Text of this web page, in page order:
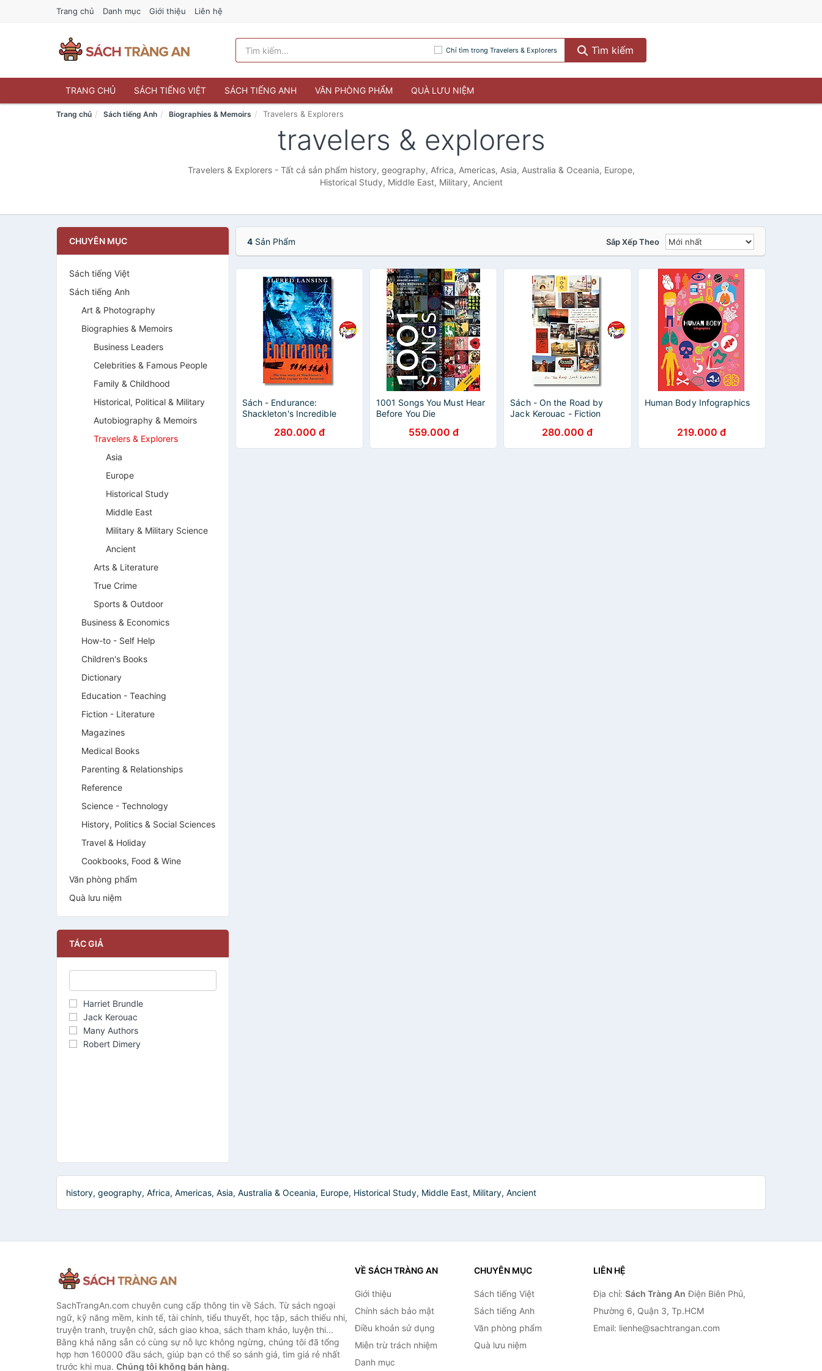
Trang chủ Danh mục Giới thiệu Liên hệ
Chỉ tìm trong Travelers & Explorers Tìm kiếm
TRANG CHỦ SÁCH TIẾNG VIỆT SÁCH TIẾNG ANH VĂN PHÒNG PHẨM QUÀ LƯU NIỆM
Trang chủ Sách tiếng Anh Biographies & Memoirs Travelers & Explorers
travelers & explorers
Travelers & Explorers - Tất cả sản phẩm history, geography, Africa, Americas, Asia, Australia & Oceania, Europe,
Historical Study, Middle East, Military, Ancient
CHUYÊN MỤC
Sách tiếng Việt
Sách tiếng Anh
Art & Photography
Biographies & Memoirs
Business Leaders
Celebrities & Famous People
Family & Childhood
Historical, Political & Military
Autobiography & Memoirs
Travelers & Explorers
Asia
Europe
Historical Study
Middle East
Military & Military Science
Ancient
Arts & Literature
True Crime
Sports & Outdoor
Business & Economics
How-to - Self Help
Children's Books
Dictionary
Education - Teaching
Fiction - Literature
Magazines
Medical Books
Parenting & Relationships
Reference
Science - Technology
History, Politics & Social Sciences
Travel & Holiday
Cookbooks, Food & Wine
Văn phòng phẩm
Quà lưu niệm
TÁC GIẢ
Harriet Brundle
Jack Kerouac
Many Authors
Robert Dimery
4Sản Phẩm Sắp Xếp Theo
Sách - Endurance:
Shackleton's Incredible
Adventure/ Biography/
Ngoại văn
280.000 đ
1001 Songs You Must Hear
Before You Die
559.000 đ
Sách - On the Road by
Jack Kerouac - Fiction
- Sách Ngoại Văn nhập
khẩu
280.000 đ
Human Body Infographics
219.000 đ
history, geography, Africa, Americas, Asia, Australia & Oceania, Europe, Historical Study, Middle East, Military, Ancient
SachTrangAn.com chuyên cung cấp thông tin về Sách. Từ sách ngoại
ngữ, kỹ năng mềm, kinh tế, tài chính, tiểu thuyết, học tập, sách thiếu nhi,
truyện tranh, truyện chữ, sách giao khoa, sách tham khảo, luyện thi...
Bằng khả năng sẵn có cùng sự nỗ lực không ngừng, chúng tôi đã tổng
hợp hơn 160000 đầu sách, giúp bạn có thể so sánh giá, tìm giá rẻ nhất
trước khi mua. Chúng tôi không bán hàng.
VỀ SÁCH TRÀNG AN
Giới thiệu
Chính sách bảo mật
Điều khoản sử dụng
Miễn trừ trách nhiệm
Danh mục
CHUYÊN MỤC
Sách tiếng Việt
Sách tiếng Anh
Văn phòng phẩm
Quà lưu niệm
LIÊN HỆ
Địa chỉ: Sách Tràng An Điện Biên Phủ,
Phường 6, Quận 3, Tp.HCM
Email: lienhe@sachtrangan.com